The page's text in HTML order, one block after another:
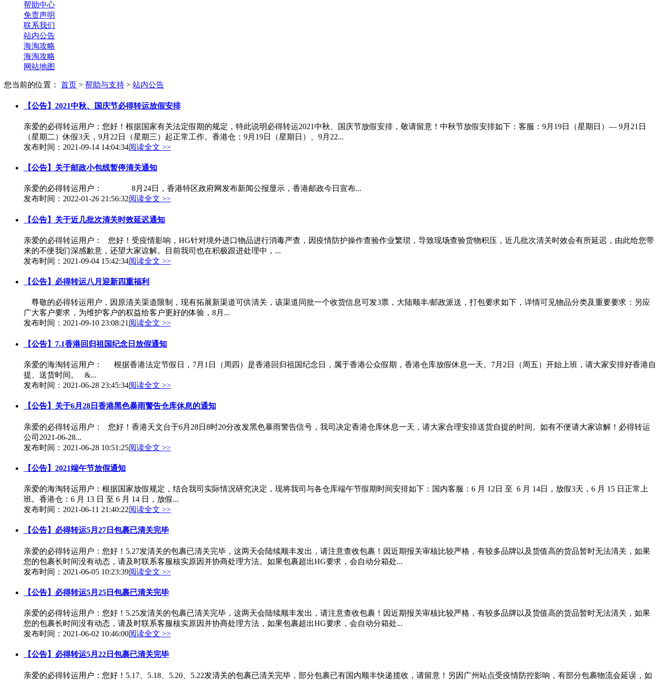
帮助中心
免责声明
联系我们
站内公告
海淘攻略
海淘攻略
网站地图
您当前的位置： 首页 > 帮助与支持 > 站内公告
【公告】2021中秋、国庆节必得转运放假安排
亲爱的必得转运用户：您好！根据国家有关法定假期的规定，特此说明必得转运2021中秋、国庆节放假安排，敬请留意！中秋节放假安排如下：客服：9月19日（星期日）— 9月21日
（星期二）休假3天，9月22日（星期三）起正常工作。香港仓：9月19日（星期日）、9月22...
发布时间：2021-09-14 14:04:34阅读全文 >>
【公告】关于邮政小包线暂停清关通知
亲爱的必得转运用户： 8月24日，香港特区政府网发布新闻公报显示，香港邮政今日宣布...
发布时间：2022-01-26 21:56:32阅读全文 >>
【公告】关于近几批次清关时效延迟通知
亲爱的必得转运用户： 您好！受疫情影响，HG针对境外进口物品进行消毒严查，因疫情防护操作查验作业繁琐，导致现场查验货物积压，近几批次清关时效会有所延迟，由此给您带
来的不便我们深感歉意，还望大家谅解。目前我司也在积极跟进处理中，...
发布时间：2021-09-04 15:42:34阅读全文 >>
【公告】必得转运八月迎新四重福利
尊敬的必得转运用户，因原清关渠道限制，现有拓展新渠道可供清关，该渠道同批一个收货信息可发3票，大陆顺丰/邮政派送，打包要求如下，详情可见物品分类及重要要求：另应
广大客户要求，为维护客户的权益给客户更好的体验，8月...
发布时间：2021-09-10 23:08:21阅读全文 >>
【公告】7.1香港回归祖国纪念日放假通知
亲爱的海淘转运用户： ‍根据香港法定节假日，7月1日（周四）是香港回归祖国纪念日，属于香港公众假期，香港仓库放假休息一天。7月2日（周五）开始上班，请大家安排好香港自
提、送货时间。‍ &...
发布时间：2021-06-28 23:45:34阅读全文 >>
【公告】关于6月28日香港黑色暴雨警告仓库休息的通知
亲爱的必得转运用户： 您好！香港天文台于6月28日8时20分改发黑色暴雨警告信号，我司决定香港仓库休息一天，请大家合理安排送货自提的时间。如有不便请大家谅解！必得转运
公司2021-06-28...
发布时间：2021-06-28 10:51:25阅读全文 >>
【公告】2021端午节放假通知
亲爱的海淘转运用户：根据国家放假规定，结合我司实际情况研究决定，现将我司与各仓库端午节假期时间安排如下：国内客服：6 月 12日 至 6 月 14日，放假3天，6 月 15 日正常上
班。香港仓：6 月 13 日 至 6 月 14 日，放假...
发布时间：2021-06-11 21:40:22阅读全文 >>
【公告】必得转运5月27日包裹已清关完毕
亲爱的必得转运用户：您好！5.27发清关的包裹已清关完毕，这两天会陆续顺丰发出，请注意查收包裹！因近期报关审核比较严格，有较多品牌以及货值高的货品暂时无法清关，如果
您的包裹长时间没有动态，请及时联系客服核实原因并协商处理方法。如果包裹超出HG要求，会自动分箱处...
发布时间：2021-06-05 10:23:39阅读全文 >>
【公告】必得转运5月25日包裹已清关完毕
亲爱的必得转运用户：您好！5.25发清关的包裹已清关完毕，这两天会陆续顺丰发出，请注意查收包裹！因近期报关审核比较严格，有较多品牌以及货值高的货品暂时无法清关，如果
您的包裹长时间没有动态，请及时联系客服核实原因并协商处理方法，如果包裹超出HG要求，会自动分箱处...
发布时间：2021-06-02 10:46:00阅读全文 >>
【公告】必得转运5月22日包裹已清关完毕
亲爱的必得转运用户：您好！5.17、5.18、5.20、5.22发清关的包裹已清关完毕，部分包裹已有国内顺丰快递揽收，请留意！另因广州站点受疫情防控影响，有部分包裹物流会延误，如